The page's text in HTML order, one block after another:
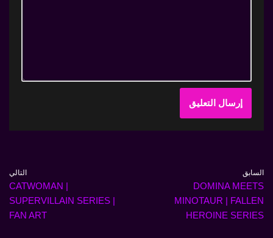
السابق
DOMINA MEETS
MINOTAUR | FALLEN
HEROINE SERIES
التالي
CATWOMAN |
SUPERVILLAIN SERIES |
FAN ART